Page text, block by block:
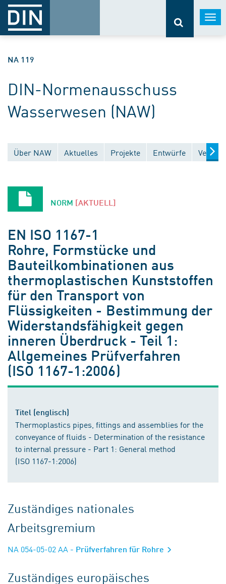
NA 119
DIN-Normenausschuss
Wasserwesen (NAW)
Über NAW Aktuelles Projekte Entwürfe
NORM [AKTUELL]
EN ISO 1167-1
Rohre, Formstücke und
Bauteilkombinationen aus
thermoplastischen Kunststoffen
für den Transport von
Flüssigkeiten - Bestimmung der
Widerstandsfähigkeit gegen
inneren Überdruck - Teil 1:
Allgemeines Prüfverfahren
(ISO 1167-1:2006)
Titel (englisch)
Thermoplastics pipes, fittings and assemblies for the
conveyance of fluids - Determination of the resistance
to internal pressure - Part 1: General method
(ISO 1167-1:2006)
Zuständiges nationales
Arbeitsgremium
NA 054-05-02 AA - Prüfverfahren für Rohre
Zuständiges europäisches